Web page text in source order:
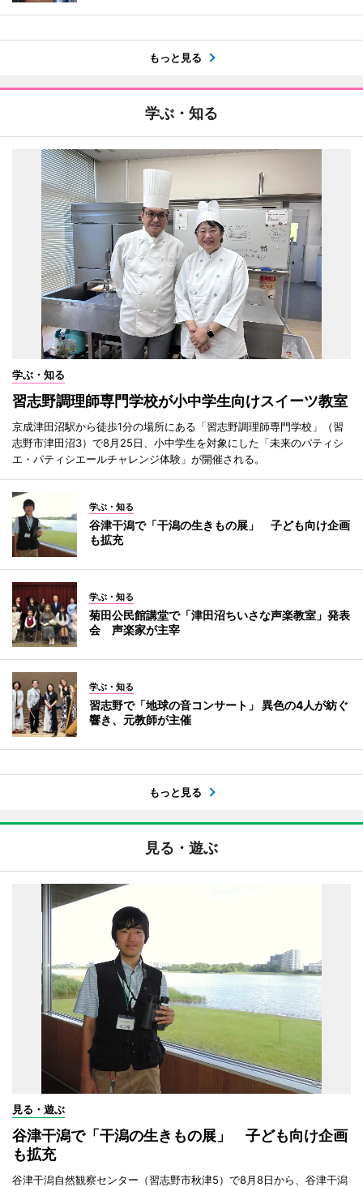
もっと見る
学ぶ・知る
学ぶ・知る
習志野調理師専門学校が小中学生向けスイーツ教室
京成津田沼駅から徒歩1分の場所にある「習志野調理師専門学校」（習
志野市津田沼3）で8月25日、小中学生を対象にした「未来のパティシ
エ・パティシエールチャレンジ体験」が開催される。
学ぶ・知る
谷津干潟で「干潟の生きもの展」 子ども向け企画
も拡充
学ぶ・知る
菊田公民館講堂で「津田沼ちいさな声楽教室」発表
会 声楽家が主宰
学ぶ・知る
習志野で「地球の音コンサート」 異色の4人が紡ぐ
響き、元教師が主催
もっと見る
見る・遊ぶ
見る・遊ぶ
谷津干潟で「干潟の生きもの展」 子ども向け企画
も拡充
谷津干潟自然観察センター（習志野市秋津5）で8月8日から、谷津干潟